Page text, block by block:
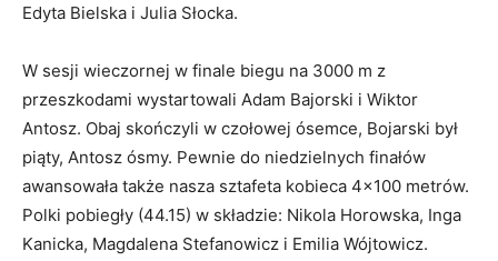
Edyta Bielska i Julia Słocka.
W sesji wieczornej w finale biegu na 3000 m z
przeszkodami wystartowali Adam Bajorski i Wiktor
Antosz. Obaj skończyli w czołowej ósemce, Bojarski był
piąty, Antosz ósmy. Pewnie do niedzielnych finałów
awansowała także nasza sztafeta kobieca 4×100 metrów.
Polki pobiegły (44.15) w składzie: Nikola Horowska, Inga
Kanicka, Magdalena Stefanowicz i Emilia Wójtowicz.